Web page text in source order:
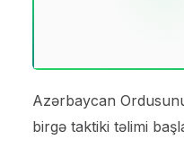
Azərbaycan
birgə taktiki təlimi